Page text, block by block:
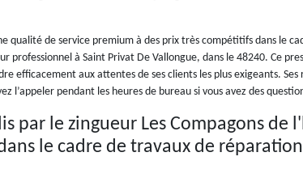
qualité de service premium à des prix très compétitifs dans le
professionnel à Saint Privat De Vallongue, dans le 48240. Ce
efficacement aux attentes de ses clients les plus exigeants. Ses
l’appeler pendant les heures de bureau si vous avez des
par le zingueur Les Compagons de
le cadre de travaux de